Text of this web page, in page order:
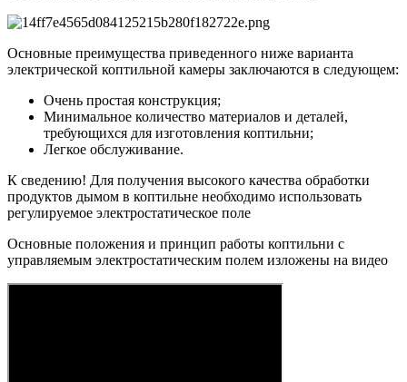
Основные преимущества приведенного ниже варианта
электрической коптильной камеры заключаются в следующем:
Очень простая конструкция;
Минимальное количество материалов и деталей,
требующихся для изготовления коптильни;
Легкое обслуживание.
К сведению! Для получения высокого качества обработки
продуктов дымом в коптильне необходимо использовать
регулируемое электростатическое поле
Основные положения и принцип работы коптильни с
управляемым электростатическим полем изложены на видео